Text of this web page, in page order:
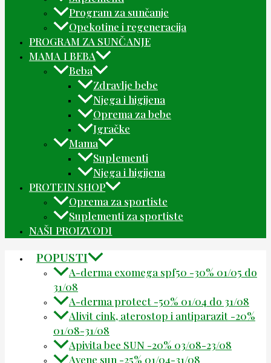
Program za sunčanje
Opekotine i regeneracija
PROGRAM ZA SUNČANJE
MAMA I BEBA
Beba
Zdravlje bebe
Njega i higijena
Oprema za bebe
Igračke
Mama
Suplementi
Njega i higijena
PROTEIN SHOP
Oprema za sportiste
Suplementi za sportiste
NAŠI PROIZVODI
POPUSTI
A-derma exomega spf50 -30% 01/05 do
31/08
A-derma protect -50% 01/04 do 31/08
Alivit cink, aterostop i antiparazit -20%
01/08-31/08
Apivita bee SUN -20% 03/08-23/08
Avene sun -25% 01/04-31/08